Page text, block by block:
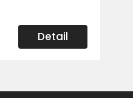
Detail